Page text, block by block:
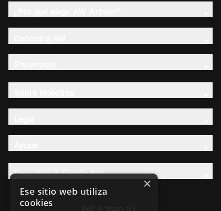
Descubre la Familia AW
×
Ese sitio web utiliza
cookies